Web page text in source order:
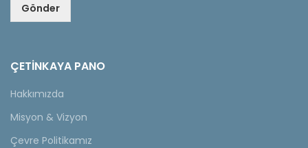
Gönder
ÇETINKAYA PANO
Hakkımızda
Misyon & Vizyon
Çevre Politikamız